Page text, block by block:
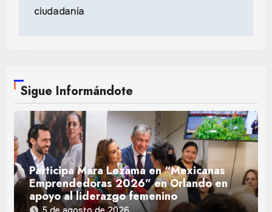
ciudadanía
Sigue Informándote
Participa Mara Lezama en “Mexicanas
Emprendedoras 2026” en Orlando en
apoyo al liderazgo femenino